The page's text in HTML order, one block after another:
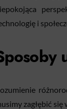
i
zagłębić